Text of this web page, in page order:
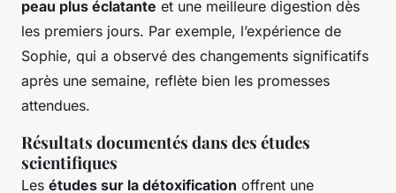
peau plus éclatante et une meilleure digestion dès
les premiers jours. Par exemple, l’expérience de
Sophie, qui a observé des changements significatifs
après une semaine, reflète bien les promesses
attendues.
Résultats documentés dans des études
scientifiques
Les études sur la détoxification offrent une